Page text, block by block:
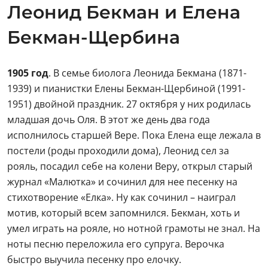
Леонид Бекман и Елена
Бекман-Щербина
1905 год. В семье биолога Леонида Бекмана (1871-
1939) и пианистки Елены Бекман-Щербиной (1991-
1951) двойной праздник. 27 октября у них родилась
младшая дочь Оля. В этот же день два года
исполнилось старшей Вере. Пока Елена еще лежала в
постели (роды проходили дома), Леонид сел за
рояль, посадил себе на колени Веру, открыл старый
журнал «Малютка» и сочинил для нее песенку на
стихотворение «Елка». Ну как сочинил – наиграл
мотив, который всем запомнился. Бекман, хоть и
умел играть на рояле, но нотной грамоты не знал. На
ноты песню переложила его супруга. Верочка
быстро выучила песенку про елочку.